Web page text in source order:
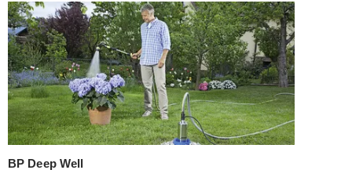
BP Deep Well